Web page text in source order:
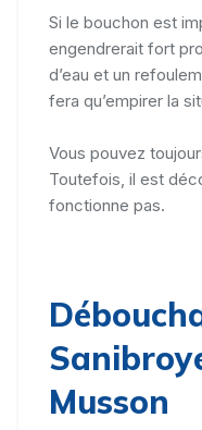
Si le bouchon est
engendrerait fort
d’eau et un
fera qu’empirer la
Vous pouvez
Toutefois, il est
fonctionne pas.
Musson